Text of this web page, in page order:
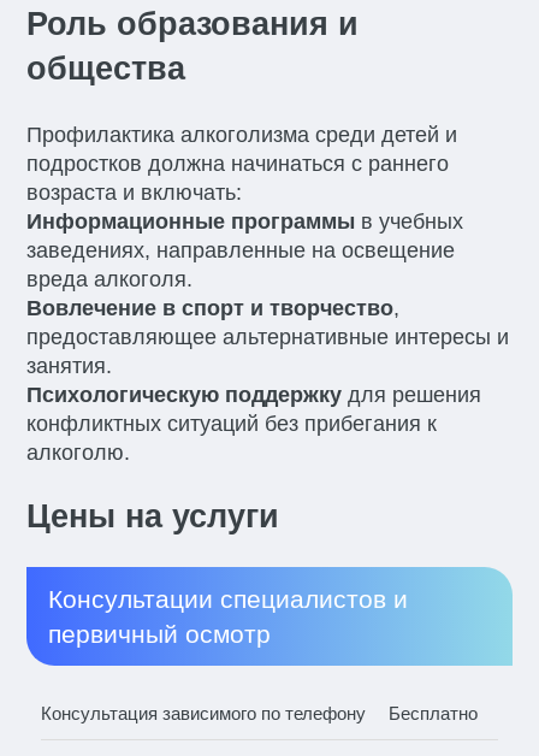
Роль образования и
общества
Профилактика алкоголизма среди детей и
подростков должна начинаться с раннего
возраста и включать:
Информационные программы в учебных
заведениях, направленные на освещение
вреда алкоголя.
Вовлечение в спорт и творчество,
предоставляющее альтернативные интересы и
занятия.
Психологическую поддержку для решения
конфликтных ситуаций без прибегания к
алкоголю.
Цены на услуги
Консультации специалистов и
первичный осмотр
Консультация зависимого по телефону Бесплатно